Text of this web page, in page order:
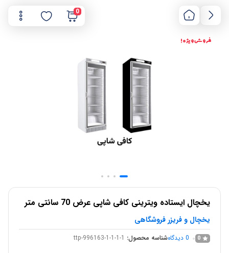
0
فروش ویژه !
یخچال ایستاده ویترینی کافی شاپی عرض 70 سانتی متر
یخچال و فریزر فروشگاهی
0
0 دیدگاهشناسه محصول: ttp-996163-1-1-1-1